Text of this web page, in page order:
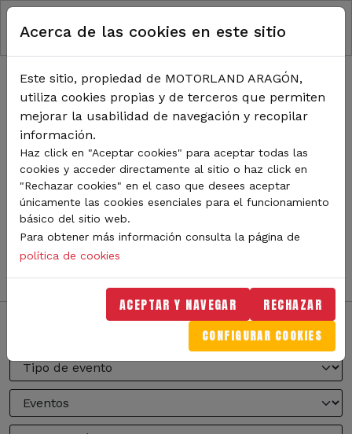
Pasar al contenido principal
RUTA DE NAVEGACIÓN
Inicio Noticias
TODA LA ACTUALIDAD DE
MOTORLAND
Sigue de cerca todas las novedades de MotorLand
Aragón. Aquí encontrarás noticias sobre eventos,
competiciones, pilotos, novedades del circuito y
mucho más. Filtra por categoría o tipo de contenido y
no te pierdas nada del mundo del motor.
Acerca de las cookies en este sitio
Este sitio, propiedad de MOTORLAND ARAGÓN,
utiliza cookies propias y de terceros que permiten
mejorar la usabilidad de navegación y recopilar
información.
Haz click en "Aceptar cookies" para aceptar todas las
cookies y acceder directamente al sitio o haz click en
"Rechazar cookies" en el caso que desees aceptar
únicamente las cookies esenciales para el funcionamiento
básico del sitio web.
Para obtener más información consulta la página de
política de cookies
ACEPTAR Y NAVEGAR RECHAZAR
CONFIGURAR COOKIES